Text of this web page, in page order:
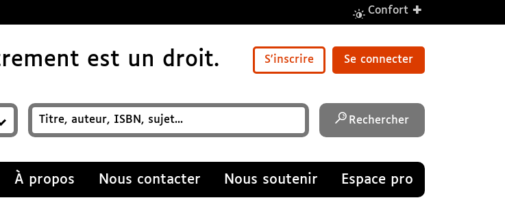
Confort +
est un droit. S'inscrire Se connecter
sujet…
Rechercher
À propos Nous contacter Nous soutenir Espace pro